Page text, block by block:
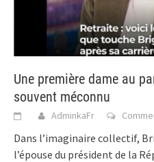
Une première dame au
souvent méconnu
AdminkaFr
Dans l’imaginaire collectif,
l’épouse du président de la